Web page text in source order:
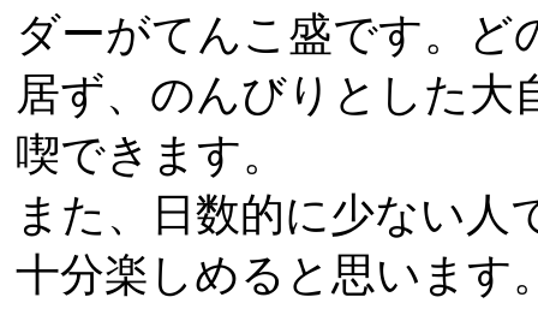
ダーがてんこ盛です。
居ず、のんびりとした
喫できます。
また、日数的に少ない
十分楽しめると思います